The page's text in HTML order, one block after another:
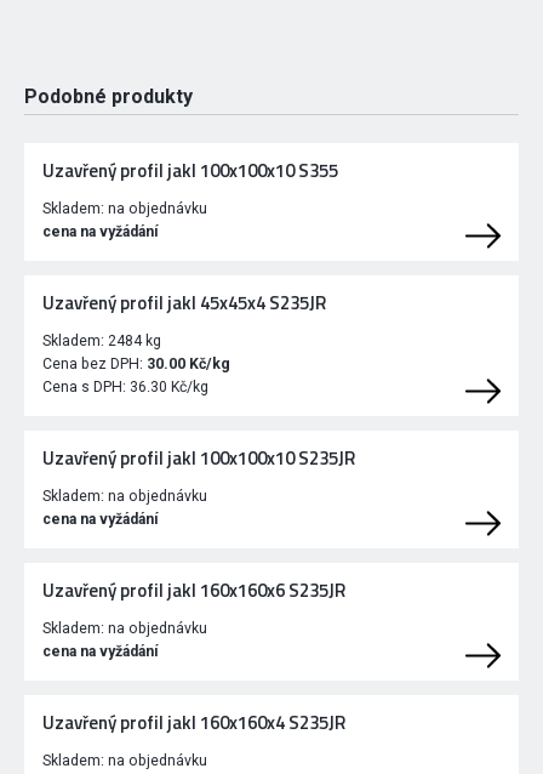
Podobné produkty
Uzavřený profil jakl 100x100x10 S355
Skladem: na objednávku
cena na vyžádání
Uzavřený profil jakl 45x45x4 S235JR
Skladem: 2484 kg
Cena bez DPH: 30.00 Kč/kg
Cena s DPH: 36.30 Kč/kg
Uzavřený profil jakl 100x100x10 S235JR
Skladem: na objednávku
cena na vyžádání
Uzavřený profil jakl 160x160x6 S235JR
Skladem: na objednávku
cena na vyžádání
Uzavřený profil jakl 160x160x4 S235JR
Skladem: na objednávku